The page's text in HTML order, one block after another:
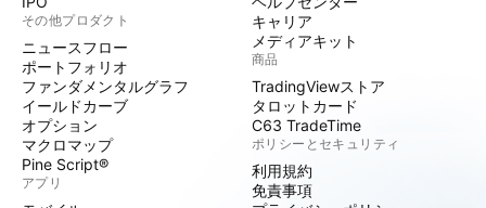
その他プロダクト
ニュースフロー
ポートフォリオ
ファンダメンタルグラフ
イールドカーブ
オプション
マクロマップ
Pine Script®
アプリ
キャリア
メディアキット
商品
TradingViewストア
タロットカード
C63 TradeTime
ポリシーとセキュリティ
利用規約
免責事項